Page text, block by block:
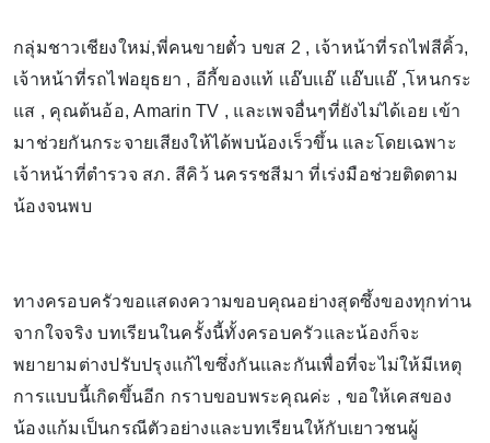
กลุ่มชาวเชียงใหม่,พี่คนขายตั๋ว บขส 2 , เจ้าหน้าที่รถไฟสีคิ้ว,
เจ้าหน้าที่รถไฟอยุธยา , อีกี้ของแท้ เเอ๊บเเอ๊ เเอ๊บเเอ๊ ,โหนกระ
แส , คุณต้นอ้อ, Amarin TV , และเพจอื่นๆที่ยังไม่ได้เอย เข้า
มาช่วยกันกระจายเสียงให้ได้พบน้องเร็วขึ้น และโดยเฉพาะ
เจ้าหน้าที่ตำรวจ สภ. สีคิว้ นครรชสีมา ที่เร่งมือช่วยติดตาม
น้องจนพบ
ทางครอบครัวขอแสดงความขอบคุณอย่างสุดซึ้งของทุกท่าน
จากใจจริง บทเรียนในครั้งนี้ทั้งครอบครัวและน้องก็จะ
พยายามต่างปรับปรุงแก้ไขซึ่งกันและกันเพื่อที่จะไม่ให้มีเหตุ
การแบบนี้เกิดขึ้นอีก กราบขอบพระคุณค่ะ , ขอให้เคสของ
น้องแก้มเป็นกรณีตัวอย่างและบทเรียนให้กับเยาวชนผู้